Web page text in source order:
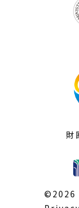
財
©2026